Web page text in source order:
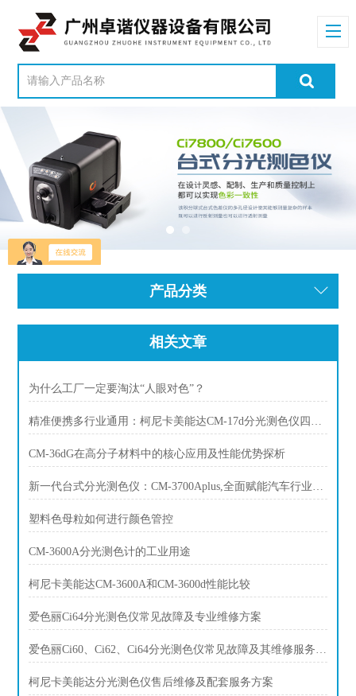
产品分类
相关文章
为什么工厂一定要淘汰“人眼对色”？
精准便携多行业通用：柯尼卡美能达CM-17d分光测色仪四大行业质控方案
CM‑36dG在高分子材料中的核心应用及性能优势探析
新一代台式分光测色仪：CM-3700Aplus,全面赋能汽车行业色彩品质管控
塑料色母粒如何进行颜色管控
CM-3600A分光测色计的工业用途
柯尼卡美能达CM-3600A和CM-3600d性能比较
爱色丽Ci64分光测色仪常见故障及专业维修方案
爱色丽Ci60、Ci62、Ci64分光测色仪常见故障及其维修服务方案
柯尼卡美能达分光测色仪售后维修及配套服务方案